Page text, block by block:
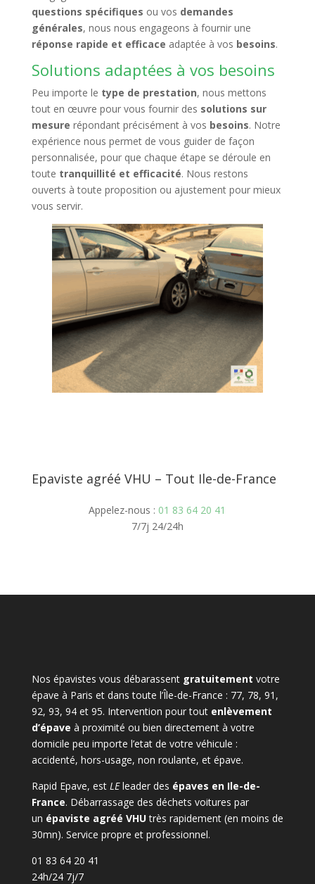
questions spécifiques ou vos demandes
générales, nous nous engageons à fournir une
réponse rapide et efficace adaptée à vos besoins.
Solutions adaptées à vos besoins
Peu importe le type de prestation, nous mettons
tout en œuvre pour vous fournir des solutions sur
mesure répondant précisément à vos besoins. Notre
expérience nous permet de vous guider de façon
personnalisée, pour que chaque étape se déroule en
toute tranquillité et efficacité. Nous restons
ouverts à toute proposition ou ajustement pour mieux
vous servir.
Epaviste agréé VHU – Tout Ile-de-France
Appelez-nous : 01 83 64 20 41
7/7j 24/24h
Nos épavistes vous débarassent gratuitement votre
épave à Paris et dans toute l’Île-de-France : 77, 78, 91,
92, 93, 94 et 95. Intervention pour tout enlèvement
d’épave à proximité ou bien directement à votre
domicile peu importe l’etat de votre véhicule :
accidenté, hors-usage, non roulante, et épave.
Rapid Epave, est LEleader des épaves en Ile-de-
France. Débarrassage des déchets voitures par
un épaviste agréé VHUtrès rapidement (en moins de
30mn). Service propre et professionnel.
01 83 64 20 41
24h/24 7j/7